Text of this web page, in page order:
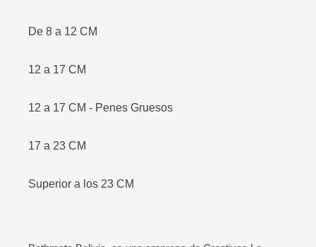
De 8 a 12 CM
12 a 17 CM
12 a 17 CM - Penes Gruesos
17 a 23 CM
Superior a los 23 CM